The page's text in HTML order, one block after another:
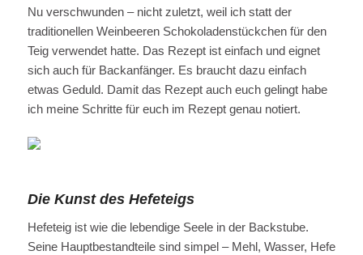
Nu verschwunden – nicht zuletzt, weil ich statt der
traditionellen Weinbeeren Schokoladenstückchen für den
Teig verwendet hatte. Das Rezept ist einfach und eignet
sich auch für Backanfänger. Es braucht dazu einfach
etwas Geduld. Damit das Rezept auch euch gelingt habe
ich meine Schritte für euch im Rezept genau notiert.
Die Kunst des Hefeteigs
Hefeteig ist wie die lebendige Seele in der Backstube.
Seine Hauptbestandteile sind simpel – Mehl, Wasser, Hefe